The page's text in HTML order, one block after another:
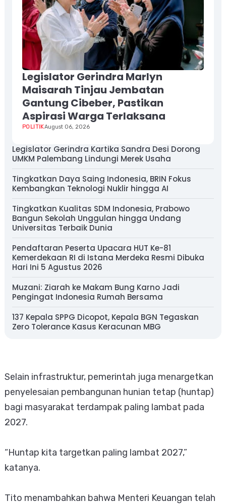
Legislator Gerindra Marlyn
Maisarah Tinjau Jembatan
Gantung Cibeber, Pastikan
Aspirasi Warga Terlaksana
POLITIKAugust 06, 2026
Legislator Gerindra Kartika Sandra Desi Dorong
UMKM Palembang Lindungi Merek Usaha
Tingkatkan Daya Saing Indonesia, BRIN Fokus
Kembangkan Teknologi Nuklir hingga AI
Tingkatkan Kualitas SDM Indonesia, Prabowo
Bangun Sekolah Unggulan hingga Undang
Universitas Terbaik Dunia
Pendaftaran Peserta Upacara HUT Ke-81
Kemerdekaan RI di Istana Merdeka Resmi Dibuka
Hari Ini 5 Agustus 2026
Muzani: Ziarah ke Makam Bung Karno Jadi
Pengingat Indonesia Rumah Bersama
137 Kepala SPPG Dicopot, Kepala BGN Tegaskan
Zero Tolerance Kasus Keracunan MBG
Selain infrastruktur, pemerintah juga menargetkan
penyelesaian pembangunan hunian tetap (huntap)
bagi masyarakat terdampak paling lambat pada
2027.
“Huntap kita targetkan paling lambat 2027,”
katanya.
Tito menambahkan bahwa Menteri Keuangan telah